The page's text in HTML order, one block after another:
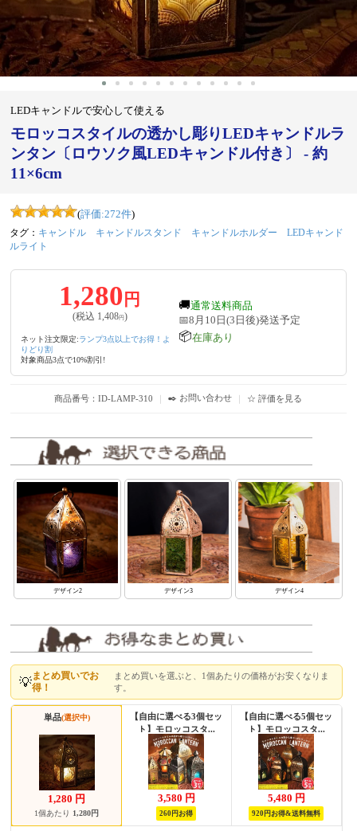
LEDキャンドルで安心して使える
モロッコスタイルの透かし彫りLEDキャンドルラ
ンタン〔ロウソク風LEDキャンドル付き〕 - 約
11×6cm
(評価:272件)
タグ： キャンドル キャンドルスタンド キャンドルホルダー
LEDキャンド
ルライト
1,280 円
(税込 1,408円)
ネット注文限定:ランプ3点以上でお得！よ
りどり割
対象商品3点で10%割引!
🚚通常送料商品
📅8月10日(3日後)発送予定
📦在庫あり
商品番号：ID-LAMP-310 ｜ ✒️ お問い合わせ ｜ ☆ 評価を見る
デザイン2 デザイン3 デザイン4
💡まとめ買いでお
得！
まとめ買いを選ぶと、1個あたりの価格がお安くなりま
す。
単品(選択中)
1,280 円
1個あたり 1,280円
【自由に選べる3個セッ
ト】モロッコスタ...
3,580 円
260円お得
【自由に選べる5個セッ
ト】モロッコスタ...
5,480 円
920円お得&送料無料